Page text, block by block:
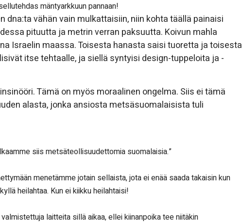
mäntyarkkuun pannaan!
dna:ta vähän vain mulkattaisiin, niin kohta täällä painaisi
pituutta ja metrin verran paksuutta. Koivun mahla
Israelin maassa. Toisesta hanasta saisi tuoretta ja toisesta
itse tehtaalle, ja siellä syntyisi design-tuppeloita ja -
Tämä on myös moraalinen ongelma. Siis ei tämä
alasta, jonka ansiosta metsäsuomalaisista tuli
siis metsäteollisuudettomia suomalaisia.”
menetämme jotain sellaista, jota ei enää saada takaisin kun
heilahtaa. Kun ei kiikku heilahtaisi!
laitteita sillä aikaa, ellei kiinanpoika tee niitäkin